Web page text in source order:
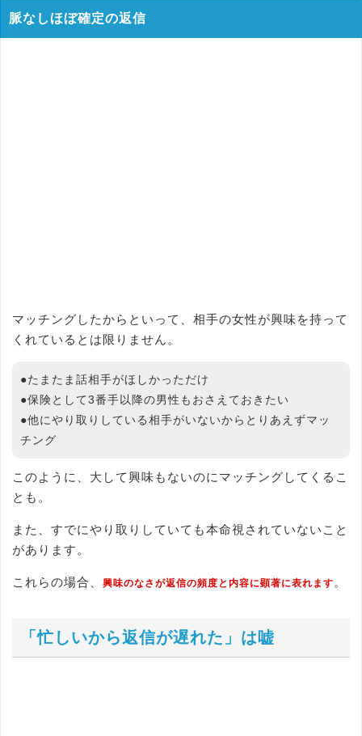
脈なしほぼ確定の返信
マッチングしたからといって、相手の女性が興味を持って
くれているとは限りません。
●たまたま話相手がほしかっただけ
●保険として3番手以降の男性もおさえておきたい
●他にやり取りしている相手がいないからとりあえずマッ
チング
このように、大して興味もないのにマッチングしてくるこ
とも。
また、すでにやり取りしていても本命視されていないこと
があります。
これらの場合、 興味のなさが返信の頻度と内容に顕著に表れます 。
「忙しいから返信が遅れた」は嘘